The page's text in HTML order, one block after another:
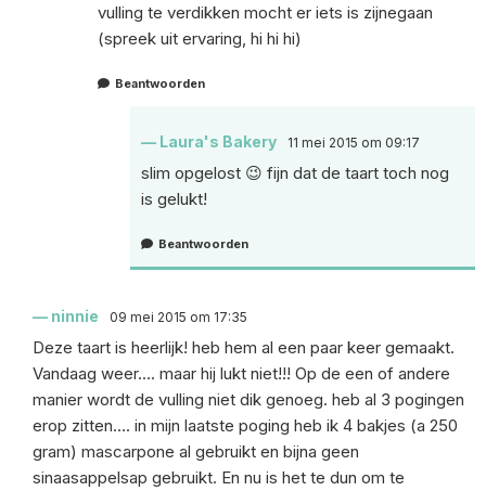
vulling te verdikken mocht er iets is zijnegaan
(spreek uit ervaring, hi hi hi)
Beantwoorden
Laura's Bakery 11 mei 2015 om 09:17
slim opgelost 😉 fijn dat de taart toch nog
is gelukt!
Beantwoorden
ninnie 09 mei 2015 om 17:35
Deze taart is heerlijk! heb hem al een paar keer gemaakt.
Vandaag weer…. maar hij lukt niet!!! Op de een of andere
manier wordt de vulling niet dik genoeg. heb al 3 pogingen
erop zitten…. in mijn laatste poging heb ik 4 bakjes (a 250
gram) mascarpone al gebruikt en bijna geen
sinaasappelsap gebruikt. En nu is het te dun om te